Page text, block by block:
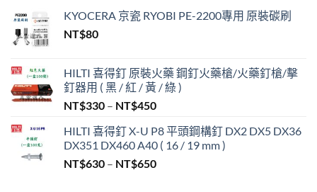
KYOCERA 京瓷 RYOBI PE-2200專用 原裝碳刷
NT$80
HILTI 喜得釘 原裝火藥 鋼釘火藥槍/火藥釘槍/擊
釘器用 ( 黑 / 紅 / 黃 / 綠 )
NT$330 – NT$450價
範
圍：
NT$330
HILTI 喜得釘 X-U P8 平頭鋼構釘 DX2 DX5 DX36
DX351 DX460 A40 ( 16 / 19 mm )
NT$630 – NT$650價